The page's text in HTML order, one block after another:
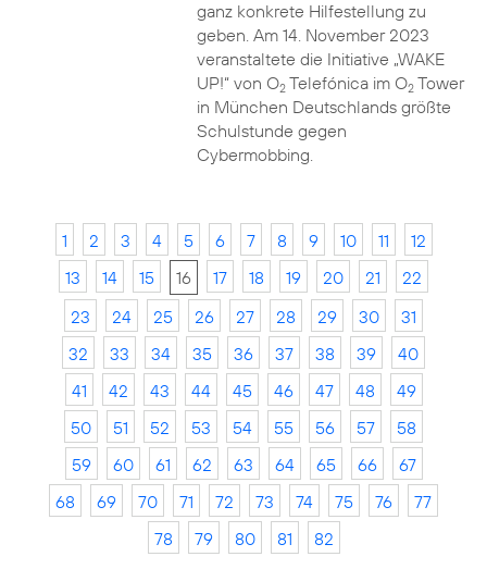
ganz konkrete Hilfestellung zu
geben. Am 14. November 2023
veranstaltete die Initiative „WAKE
UP!“ von O2Telefónica im O2Tower
in München Deutschlands größte
Schulstunde gegen
Cybermobbing.
1 2 3 4 5 6 7 8 9 10 11
12
13
14 15 16 17 18 19 20 21
22
23
24 25 26 27 28 29 30
31
32
33 34 35 36 37 38 39
40
41
42 43 44 45 46 47 48
49
50
51 52 53 54 55 56 57
58
59
60 61 62 63 64 65 66
67
68
69 70 71 72 73 74 75 76
77
78
79 80 81 82